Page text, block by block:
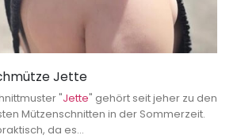
Jette
"Jette" gehört seit jeher zu den
Mützenschnitten in der Sommerzeit.
da es...